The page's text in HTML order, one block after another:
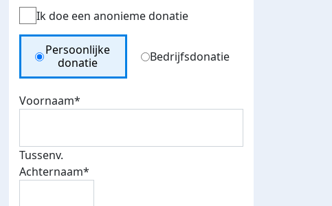
Ik doe een anonieme donatie
Donation Type
Persoonlijke
donatie
Bedrijfsdonatie
Voornaam*
Tussenv.
Achternaam*